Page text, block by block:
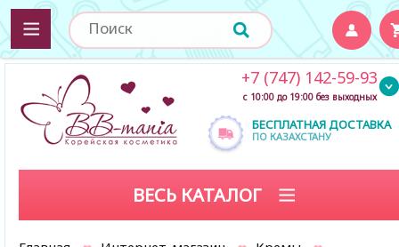
БЕСПЛАТНАЯ ДОСТАВКА
ПО КАЗАХСТАНУ
+7 (747) 142-59-93
с 10:00 до 19:00 без выходных
ВЕСЬ КАТАЛОГ